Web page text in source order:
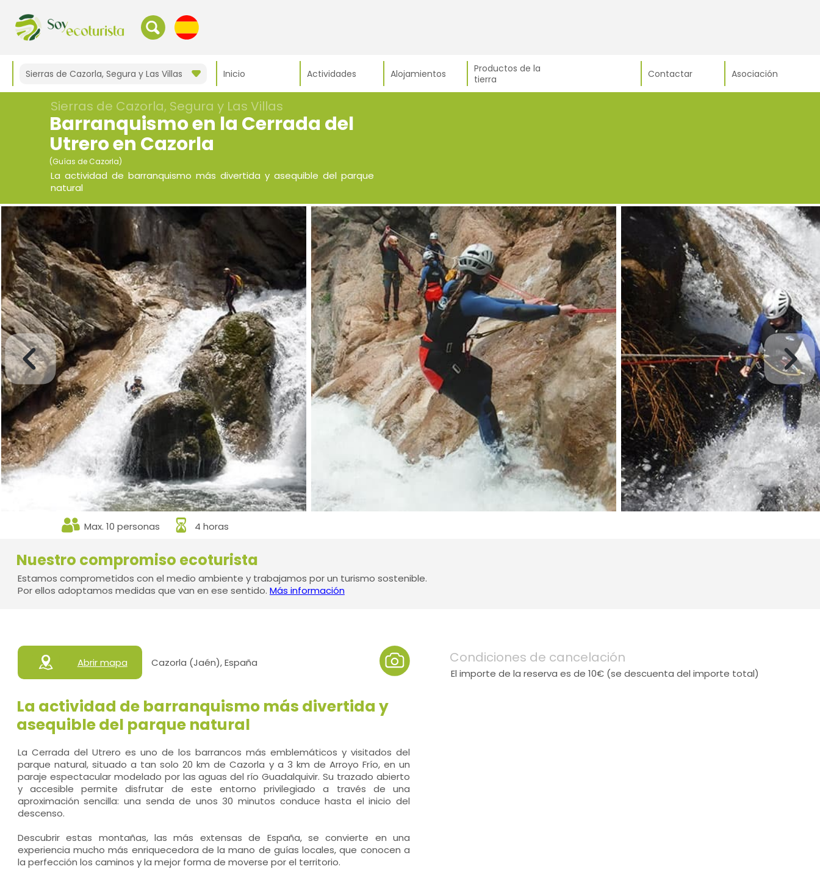
Sierras de Cazorla, Segura y Las Villas Inicio Actividades Alojamientos
Productos de la
tierra
Contactar Asociación
Sierras de Cazorla, Segura y Las Villas
Barranquismo en la Cerrada del
Utrero en Cazorla
(Guías de Cazorla)
La actividad de barranquismo más divertida y asequible del parque
natural
Max. 10 personas 4 horas
Nuestro compromiso ecoturista
Estamos comprometidos con el medio ambiente y trabajamos por un turismo sostenible.
Por ellos adoptamos medidas que van en ese sentido. Más información
Abrir mapa Cazorla (Jaén), España
La actividad de barranquismo más divertida y
asequible del parque natural
La Cerrada del Utrero es uno de los barrancos más emblemáticos y visitados del
parque natural, situado a tan solo 20 km de Cazorla y a 3 km de Arroyo Frío, en un
paraje espectacular modelado por las aguas del río Guadalquivir. Su trazado abierto
y accesible permite disfrutar de este entorno privilegiado a través de una
aproximación sencilla: una senda de unos 30 minutos conduce hasta el inicio del
descenso.
Descubrir estas montañas, las más extensas de España, se convierte en una
experiencia mucho más enriquecedora de la mano de guías locales, que conocen a
la perfección los caminos y la mejor forma de moverse por el territorio.
Condiciones de cancelación
El importe de la reserva es de 10€ (se descuenta del importe total)